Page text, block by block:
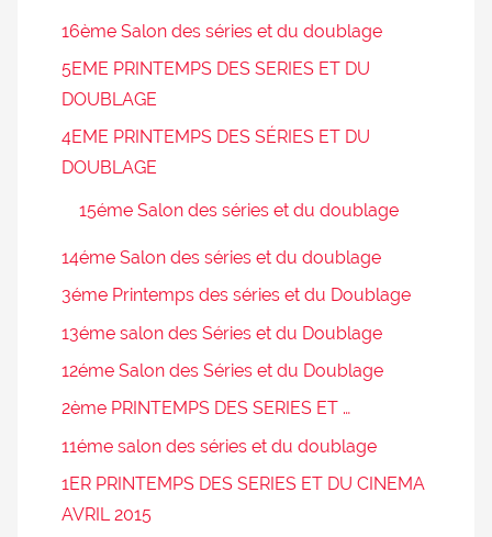
16ème Salon des séries et du doublage
5EME PRINTEMPS DES SERIES ET DU
DOUBLAGE
4EME PRINTEMPS DES SÉRIES ET DU
DOUBLAGE
15éme Salon des séries et du doublage
14éme Salon des séries et du doublage
3éme Printemps des séries et du Doublage
13éme salon des Séries et du Doublage
12éme Salon des Séries et du Doublage
2ème PRINTEMPS DES SERIES ET …
11éme salon des séries et du doublage
1ER PRINTEMPS DES SERIES ET DU CINEMA
AVRIL 2015